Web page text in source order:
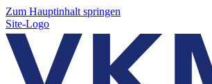
Zum Hauptinhalt springen
Site-Logo